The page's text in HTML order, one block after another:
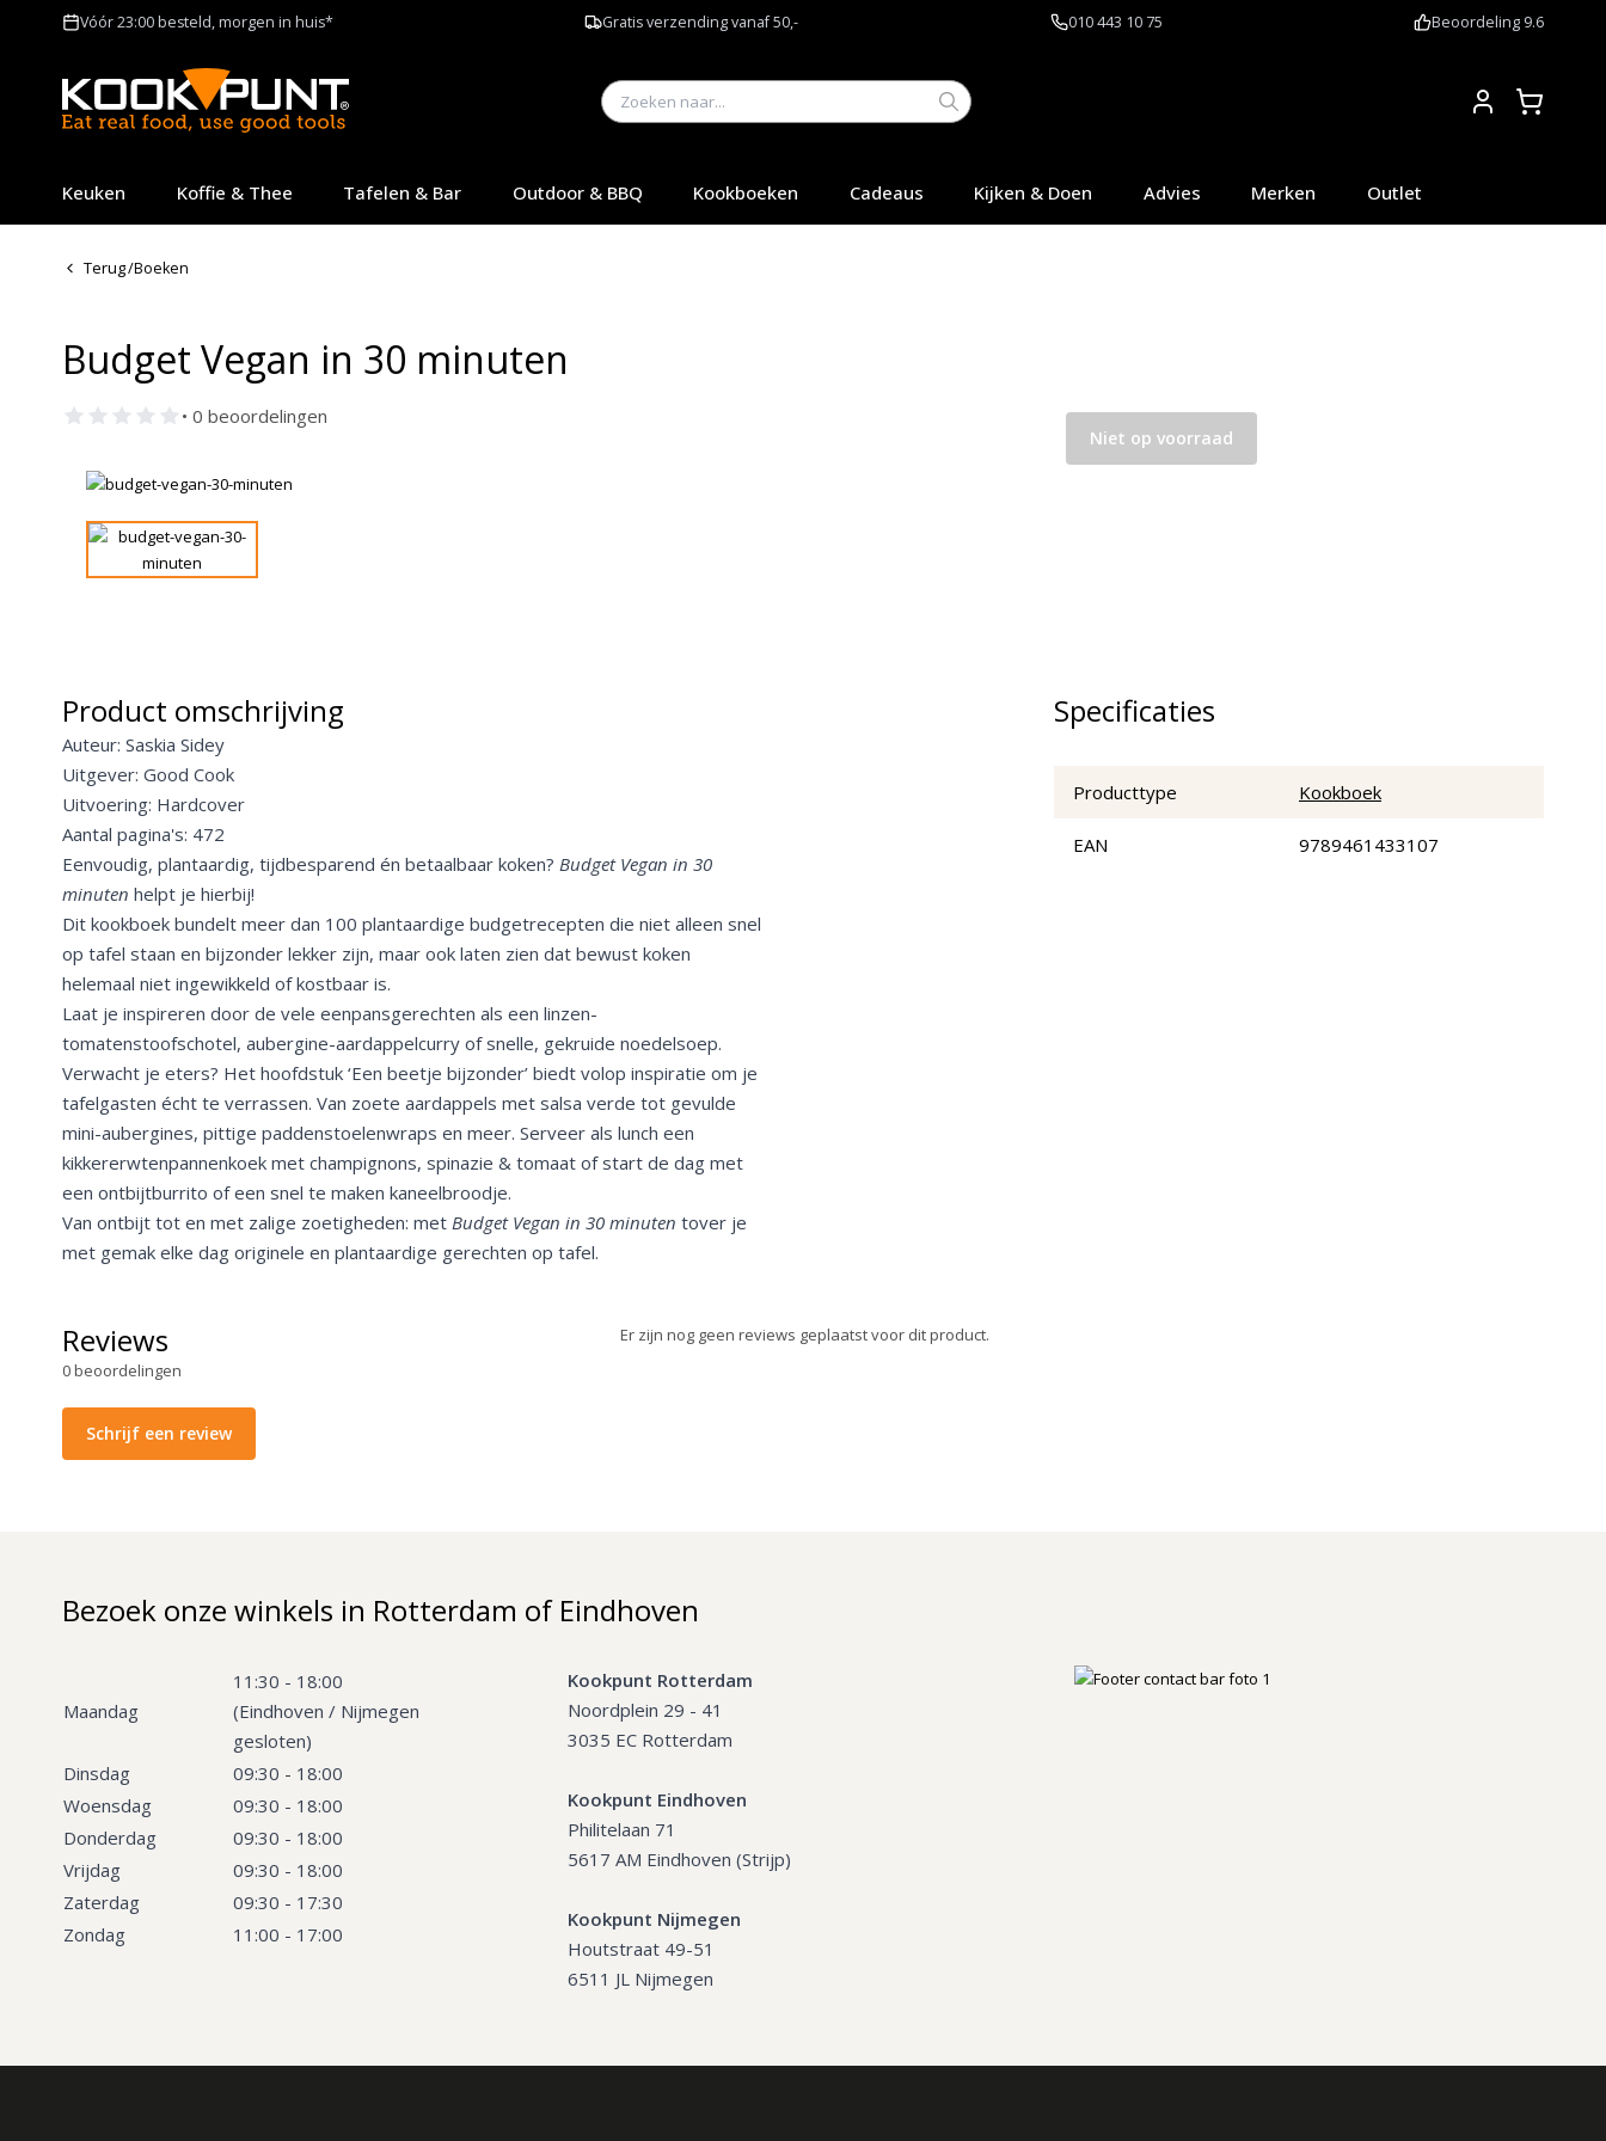
Vóór 23:00 besteld, morgen in huis* Gratis verzending vanaf 50,- 010 443 10 75 Beoordeling 9.6
Keuken Koffie & Thee Tafelen & Bar Outdoor & BBQ Kookboeken Cadeaus Kijken & Doen Advies Merken Outlet
Terug/Boeken
Budget Vegan in 30 minuten
• 0 beoordelingen
Niet op voorraad
Product omschrijving
Auteur: Saskia Sidey
Uitgever: Good Cook
Uitvoering: Hardcover
Aantal pagina's: 472
Eenvoudig, plantaardig, tijdbesparend én betaalbaar koken? Budget Vegan in 30
minuten helpt je hierbij!
Dit kookboek bundelt meer dan 100 plantaardige budgetrecepten die niet alleen snel
op tafel staan en bijzonder lekker zijn, maar ook laten zien dat bewust koken
helemaal niet ingewikkeld of kostbaar is.
Laat je inspireren door de vele eenpansgerechten als een linzen-
tomatenstoofschotel, aubergine-aardappelcurry of snelle, gekruide noedelsoep.
Verwacht je eters? Het hoofdstuk ‘Een beetje bijzonder’ biedt volop inspiratie om je
tafelgasten écht te verrassen. Van zoete aardappels met salsa verde tot gevulde
mini-aubergines, pittige paddenstoelenwraps en meer. Serveer als lunch een
kikkererwtenpannenkoek met champignons, spinazie & tomaat of start de dag met
een ontbijtburrito of een snel te maken kaneelbroodje.
Van ontbijt tot en met zalige zoetigheden: met Budget Vegan in 30 minuten tover je
met gemak elke dag originele en plantaardige gerechten op tafel.
Specificaties
Producttype Kookboek
EAN 9789461433107
Reviews
0beoordelingen
Schrijf een review
Er zijn nog geen reviews geplaatst voor dit product.
Bezoek onze winkels in Rotterdam of Eindhoven
Maandag
11:30 - 18:00
(Eindhoven / Nijmegen
gesloten)
Dinsdag
09:30 - 18:00
Woensdag
09:30 - 18:00
Donderdag
09:30 - 18:00
Vrijdag
09:30 - 18:00
Zaterdag
09:30 - 17:30
Zondag
11:00 - 17:00
Kookpunt Rotterdam
Noordplein 29 - 41
3035 EC Rotterdam
Kookpunt Eindhoven
Philitelaan 71
5617 AM Eindhoven (Strijp)
Kookpunt Nijmegen
Houtstraat 49-51
6511 JL Nijmegen